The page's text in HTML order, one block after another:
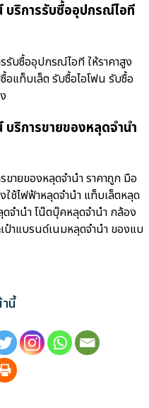
ริการรับซื้ออุปกรณ์ไอที
บซื้ออุปกรณ์ไอที ให้ราคาสูง
แท็บเล็ต รับซื้อไอโฟน รับซื้อ
ริการขายของหลุดจำนำ
ายของหลุดจำนำ ราคาถูก มือ
ช้ไฟฟ้าหลุดจำนำ แท็บเล็ตหลุด
จำนำ โน๊ตบุ๊คหลุดจำนำ กล้อง
ป๋าแบรนด์เนมหลุดจำนำ ของแบ
นี้